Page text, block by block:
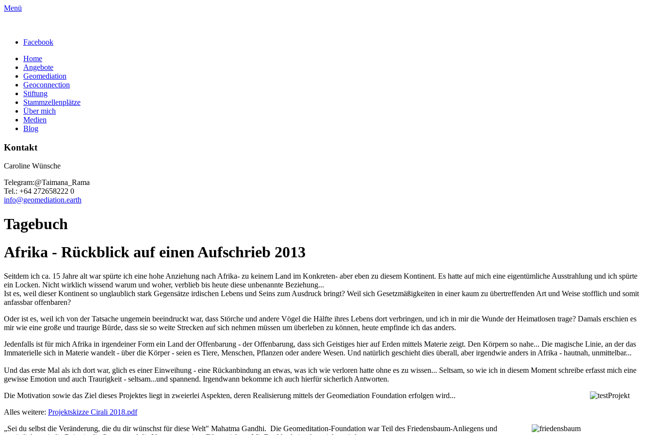
Menü
Facebook
Home
Angebote
Geomediation
Geoconnection
Stiftung
Stammzellenplätze
Über mich
Medien
Blog
Kontakt
Caroline Wünsche
Telegram:@Taimana_Rama
Tel.: +64 272658222 0
info@geomediation.earth
Tagebuch
Afrika - Rückblick auf einen Aufschrieb 2013
Seitdem ich ca. 15 Jahre alt war spürte ich eine hohe Anziehung nach Afrika- zu keinem Land im Konkreten- aber eben zu diesem Kontinent. Es hatte auf mich eine eigentümliche Ausstrahlung und ich spürte
ein Locken. Nicht wirklich wissend warum und woher, verblieb bis heute diese unbenannte Beziehung...
Ist es, weil dieser Kontinent so unglaublich stark Gegensätze irdischen Lebens und Seins zum Ausdruck bringt? Weil sich Gesetzmäßigkeiten in einer kaum zu übertreffenden Art und Weise stofflich und somit
anfassbar offenbaren?
Oder ist es, weil ich von der Tatsache ungemein beeindruckt war, dass Störche und andere Vögel die Hälfte ihres Lebens dort verbringen, und ich in mir die Wunde der Heimatlosen trage? Damals erschien es
mir wie eine große und traurige Bürde, dass sie so weite Strecken auf sich nehmen müssen um überleben zu können, heute empfinde ich das anders.
Jedenfalls ist für mich Afrika in irgendeiner Form ein Land der Offenbarung - der Offenbarung, dass sich Geistiges hier auf Erden mittels Materie zeigt. Den Körpern so nahe... Die magische Linie, an der das
Immaterielle sich in Materie wandelt - über die Körper - seien es Tiere, Menschen, Pflanzen oder andere Wesen. Und natürlich geschieht dies überall, aber irgendwie anders in Afrika - hautnah, unmittelbar...
Und das erste Mal als ich dort war, glich es einer Einweihung - eine Rückanbindung an etwas, was ich wie verloren hatte ohne es zu wissen... Seltsam, so wie ich in diesem Moment schreibe erfasst mich eine
gewisse Emotion und auch Traurigkeit - seltsam...und spannend. Irgendwann bekomme ich auch hierfür sicherlich Antworten.
Die Motivation sowie das Ziel dieses Projektes liegt in zweierlei Aspekten, deren Realisierung mittels der Geomediation Foundation erfolgen wird...
Alles weitere: Projektskizze Cirali 2018.pdf
„Sei du selbst die Veränderung, die du dir wünschst für diese Welt" Mahatma Gandhi. Die Geomeditation-Foundation war Teil des Friedensbaum-Anliegens und